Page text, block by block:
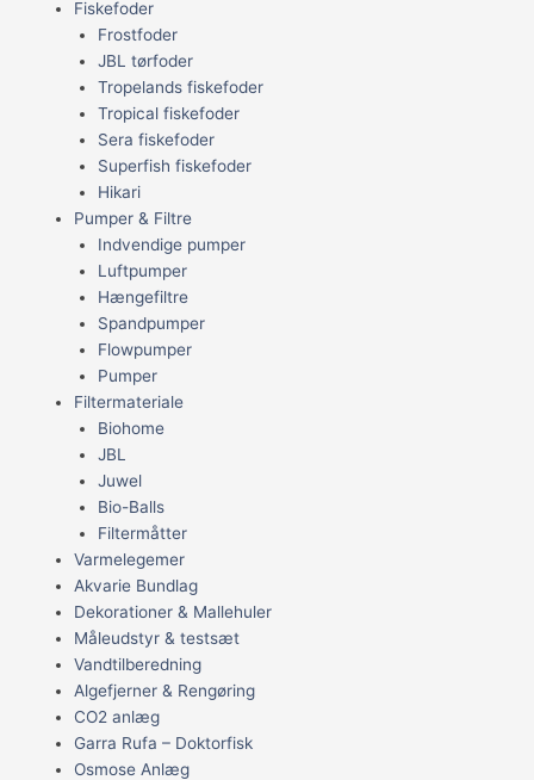
Fiskefoder
Frostfoder
JBL tørfoder
Tropelands fiskefoder
Tropical fiskefoder
Sera fiskefoder
Superfish fiskefoder
Hikari
Pumper & Filtre
Indvendige pumper
Luftpumper
Hængefiltre
Spandpumper
Flowpumper
Pumper
Filtermateriale
Biohome
JBL
Juwel
Bio-Balls
Filtermåtter
Varmelegemer
Akvarie Bundlag
Dekorationer & Mallehuler
Måleudstyr & testsæt
Vandtilberedning
Algefjerner & Rengøring
CO2 anlæg
Garra Rufa – Doktorfisk
Osmose Anlæg